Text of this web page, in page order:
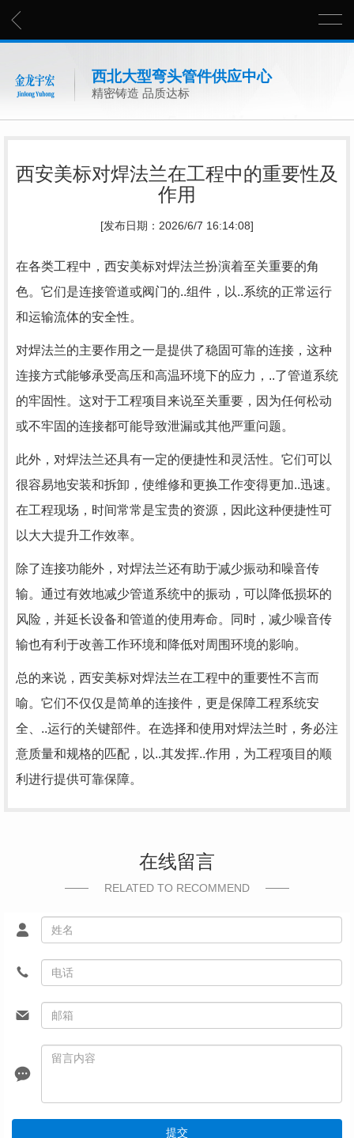
西北大型弯头管件供应中心
精密铸造 品质达标
西安美标对焊法兰在工程中的重要性及
作用
[发布日期：2026/6/7 16:14:08]
在各类工程中，西安美标对焊法兰扮演着至关重要的角
色。它们是连接管道或阀门的..组件，以..系统的正常运行
和运输流体的安全性。
对焊法兰的主要作用之一是提供了稳固可靠的连接，这种
连接方式能够承受高压和高温环境下的应力，..了管道系统
的牢固性。这对于工程项目来说至关重要，因为任何松动
或不牢固的连接都可能导致泄漏或其他严重问题。
此外，对焊法兰还具有一定的便捷性和灵活性。它们可以
很容易地安装和拆卸，使维修和更换工作变得更加..迅速。
在工程现场，时间常常是宝贵的资源，因此这种便捷性可
以大大提升工作效率。
除了连接功能外，对焊法兰还有助于减少振动和噪音传
输。通过有效地减少管道系统中的振动，可以降低损坏的
风险，并延长设备和管道的使用寿命。同时，减少噪音传
输也有利于改善工作环境和降低对周围环境的影响。
总的来说，西安美标对焊法兰在工程中的重要性不言而
喻。它们不仅仅是简单的连接件，更是保障工程系统安
全、..运行的关键部件。在选择和使用对焊法兰时，务必注
意质量和规格的匹配，以..其发挥..作用，为工程项目的顺
利进行提供可靠保障。
在线留言
RELATED TO RECOMMEND
提交